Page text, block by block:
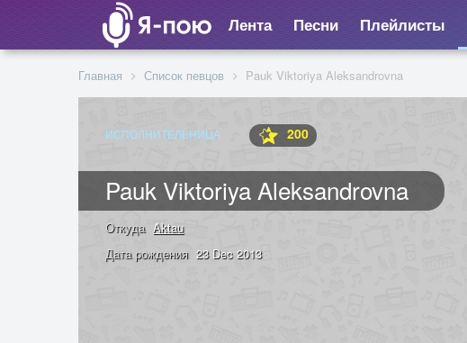
Лента Песни Плейлисты
Главная Список певцов Pauk Viktoriya Aleksandrovna
ИСПОЛНИТЕЛЬНИЦА 200
Pauk Viktoriya Aleksandrovna
Откуда Aktau
Дата рождения 23 Dec 2013